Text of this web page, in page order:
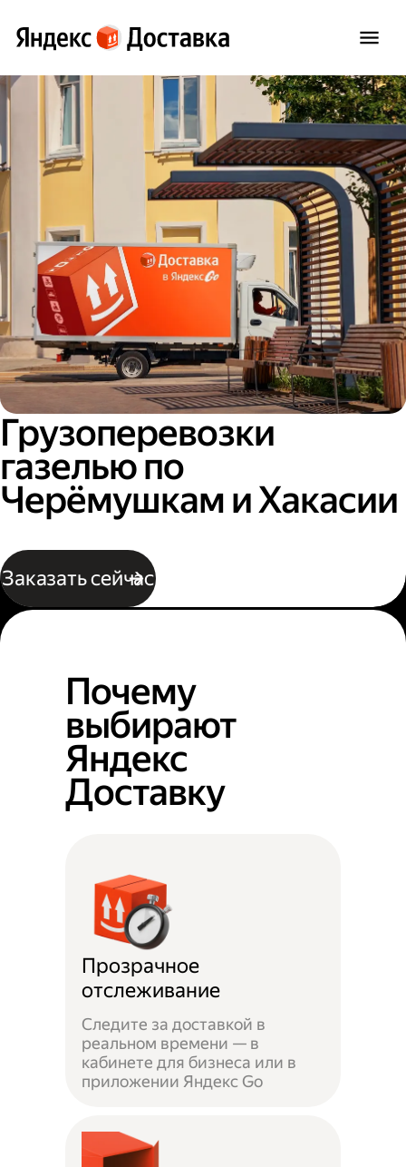
Грузоперевозки
газелью по
Черёмушкам и Хакасии
Заказать сейчас
Почему
выбирают
Яндекс
Доставку
Прозрачное
отслеживание
Следите за доставкой в
реальном времени — в
кабинете для бизнеса или в
приложении Яндекс Go